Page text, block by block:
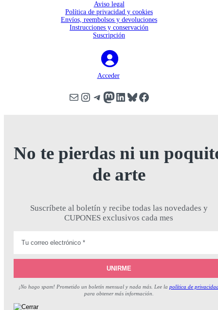
Aviso legal
Política de privacidad y cookies
Envíos, reembolsos y devoluciones
Instrucciones y conservación
Suscripción
Acceder
Correo electrónico
Instagram
Telegram
Mastodon
LinkedIn
Bluesky
Facebook
No te pierdas ni un
de arte
Suscríbete al boletín y recibe todas las novedades y
CUPONES exclusivos cada mes
¡No hago spam! Prometido un boletín mensual y nada más. Lee la política de
para obtener más información.